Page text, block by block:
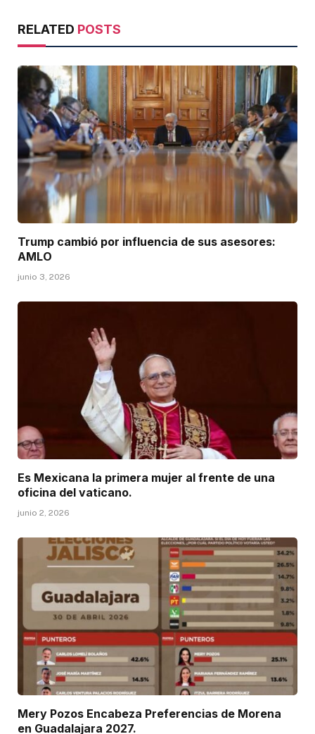
RELATED POSTS
Trump cambió por influencia de sus asesores:
AMLO
junio 3, 2026
Es Mexicana la primera mujer al frente de una
oficina del vaticano.
junio 2, 2026
Mery Pozos Encabeza Preferencias de Morena
en Guadalajara 2027.